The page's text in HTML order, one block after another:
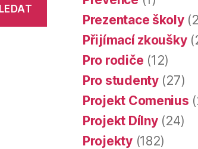
Prezentace školy
Přijímací zkoušky
Pro rodiče (12)
Pro studenty(27)
Projekt Comenius
Projekt Dílny(24)
Projekty(182)